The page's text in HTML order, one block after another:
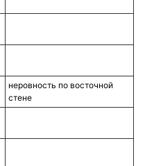
неровность по восточной
стене